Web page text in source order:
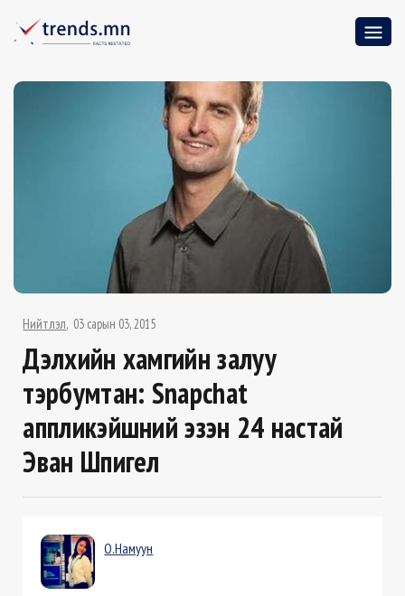
Нийтлэл 03 сарын 03, 2015
Дэлхийн хамгийн залуу
тэрбумтан: Snapchat
аппликэйшний эзэн 24 настай
Эван Шпигел
О.Намуун